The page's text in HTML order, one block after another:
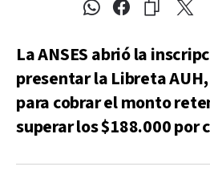
La ANSES abrió la
presentar la Libreta
para cobrar el monto
superar los $188.000 por